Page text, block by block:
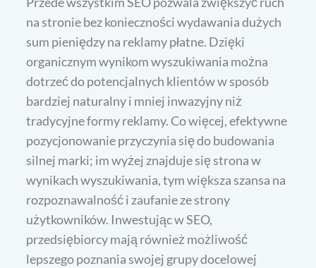
na stronie bez konieczności wydawania dużych
sum pieniędzy na reklamy płatne. Dzięki
organicznym wynikom wyszukiwania można
dotrzeć do potencjalnych klientów w sposób
bardziej naturalny i mniej inwazyjny niż
tradycyjne formy reklamy. Co więcej, efektywne
pozycjonowanie przyczynia się do budowania
silnej marki; im wyżej znajduje się strona w
wynikach wyszukiwania, tym większa szansa na
rozpoznawalność i zaufanie ze strony
użytkowników. Inwestując w SEO,
przedsiębiorcy mają również możliwość
lepszego poznania swojej grupy docelowej